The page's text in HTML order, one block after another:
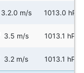
3.2.0 m/s 1013.0 hPa
3.5 m/s 1013.1 hPa
3.2 m/s 1013.1 hPa